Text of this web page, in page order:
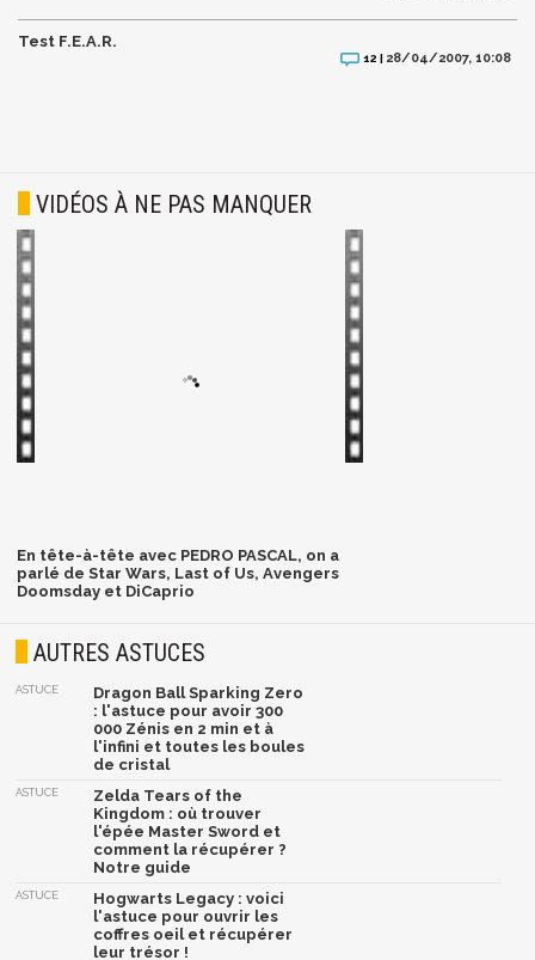
Test F.E.A.R.
12 | 28/04/2007, 10:08
VIDÉOS À NE PAS MANQUER
En tête-à-tête avec PEDRO PASCAL, on a
parlé de Star Wars, Last of Us, Avengers
Doomsday et DiCaprio
AUTRES ASTUCES
ASTUCE
Dragon Ball Sparking Zero
: l'astuce pour avoir 300
000 Zénis en 2 min et à
l'infini et toutes les boules
de cristal
ASTUCE
Zelda Tears of the
Kingdom : où trouver
l'épée Master Sword et
comment la récupérer ?
Notre guide
ASTUCE
Hogwarts Legacy : voici
l'astuce pour ouvrir les
coffres oeil et récupérer
leur trésor !